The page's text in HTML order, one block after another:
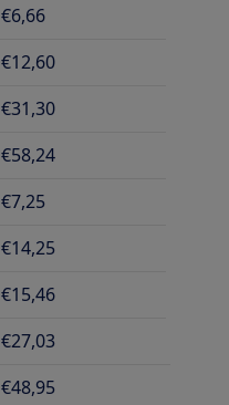
€6,66
€12,60
€31,30
€58,24
€7,25
€14,25
€15,46
€27,03
€48,95